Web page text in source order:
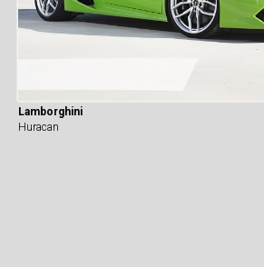
Lamborghini
Huracan